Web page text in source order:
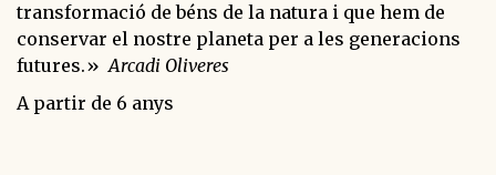
transformació de béns de la natura i que hem de
conservar el nostre planeta per a les generacions
futures.» Arcadi Oliveres
A partir de 6 anys